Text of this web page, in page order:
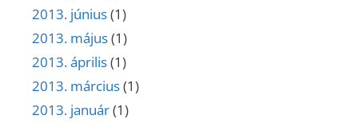
2013. június(1)
2013. május(1)
2013. április(1)
2013. március(1)
2013. január(1)